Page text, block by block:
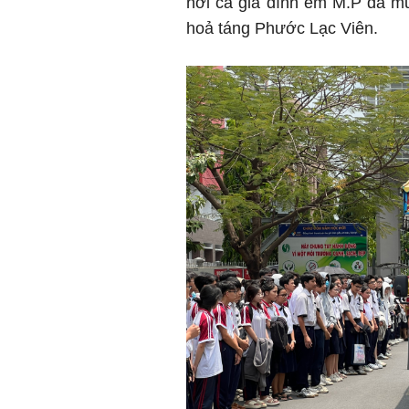
hoả táng Phước Lạc Viên.